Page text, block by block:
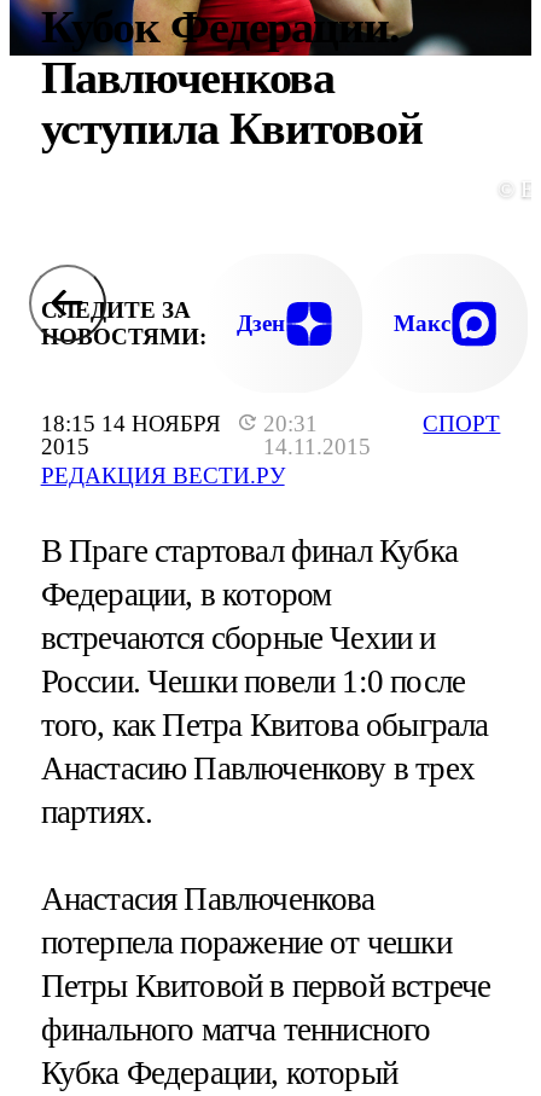
18:15 14 НОЯБРЯ
2015
20:31
14.11.2015
РЕДАКЦИЯ ВЕСТИ.РУ
СПОРТ
Кубок Федерации.
Павлюченкова
уступила Квитовой
©
СЛЕДИТЕ ЗА
НОВОСТЯМИ:
Дзен Макс
В Праге стартовал финал Кубка
Федерации, в котором
встречаются сборные Чехии и
России. Чешки повели 1:0 после
того, как Петра Квитова обыграла
Анастасию Павлюченкову в трех
партиях.
Анастасия Павлюченкова
потерпела поражение от чешки
Петры Квитовой в первой встрече
финального матча теннисного
Кубка Федерации, который